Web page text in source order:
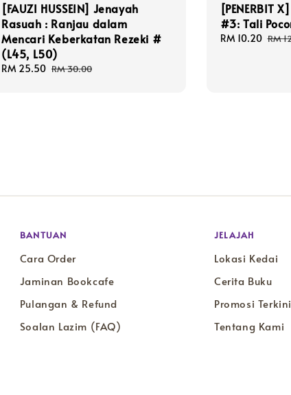
[FAUZI HUSSEIN] Jenayah
Rasuah : Ranjau dalam
Mencari Keberkatan Rezeki #
(L45, L50)
Sale
RM 25.50 Regular
RM 30.00
[PENERBIT
#3: Tali
Sale
RM 10.20 RM
BANTUAN
Cara Order
Jaminan Bookcafe
Pulangan & Refund
Soalan Lazim (FAQ)
JELAJAH
Lokasi Kedai
Cerita Buku
Promosi Terkini
Tentang Kami